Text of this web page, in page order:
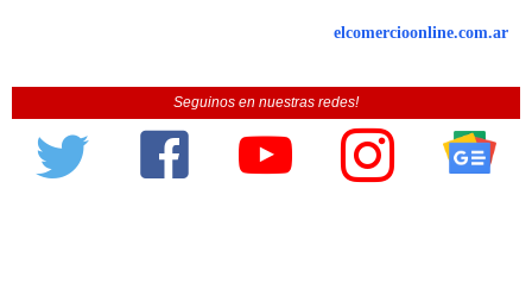
elcomercioonline.com.ar
Seguinos en nuestras redes!